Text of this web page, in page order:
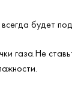
будет
газа.Не